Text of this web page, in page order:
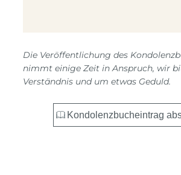
Die Veröffentlichung des
nimmt einige Zeit in Anspruch, wir
Verständnis und um etwas Geduld.